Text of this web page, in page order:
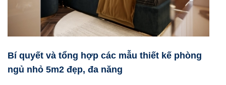
Bí quyết và tổng hợp các mẫu thiết kế phòng
ngủ nhỏ 5m2 đẹp, đa năng